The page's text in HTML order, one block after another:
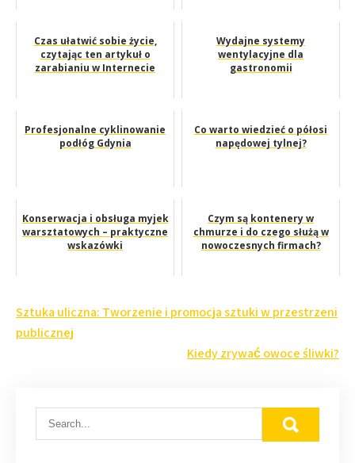
Czas ułatwić sobie życie,
czytając ten artykuł o
zarabianiu w Internecie
Wydajne systemy
wentylacyjne dla
gastronomii
Profesjonalne cyklinowanie
podłóg Gdynia
Co warto wiedzieć o półosi
napędowej tylnej?
Konserwacja i obsługa myjek
warsztatowych – praktyczne
wskazówki
Czym są kontenery w
chmurze i do czego służą w
nowoczesnych firmach?
Nawigacja
wpisu
Sztuka uliczna: Tworzenie i promocja sztuki w przestrzeni
publicznej
Kiedy zrywać owoce śliwki?